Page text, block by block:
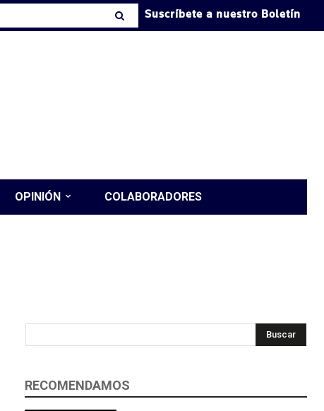
Suscríbete a nuestro Boletín
OPINIÓN COLABORADORES
Buscar
RECOMENDAMOS